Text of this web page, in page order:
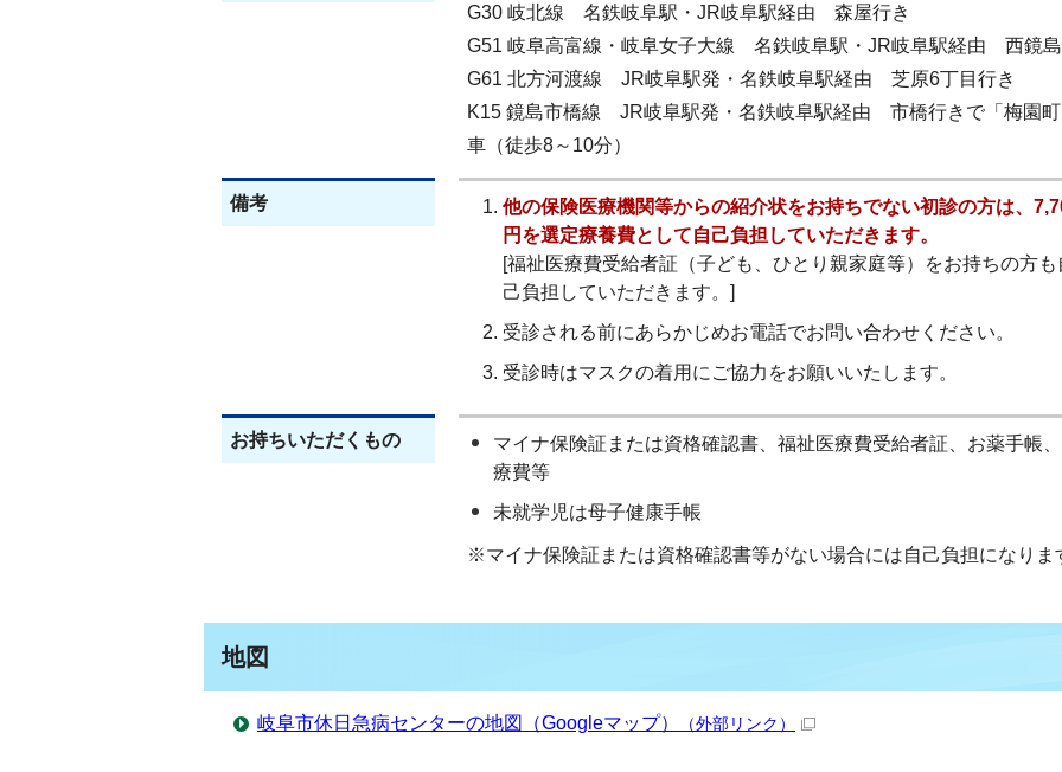
G30 岐北線 名鉄岐阜駅・JR岐阜駅経由 森屋行き
G51 岐阜高富線・岐阜女子大線 名鉄岐阜駅・JR岐阜駅経由 西鏡
G61 北方河渡線 JR岐阜駅発・名鉄岐阜駅経由 芝原6丁目行き
K15 鏡島市橋線 JR岐阜駅発・名鉄岐阜駅経由 市橋行きで「梅園
車（徒歩8～10分）
備考
他の保険医療機関等からの紹介状をお持ちでない初診の方は、
円を選定療養費として自己負担していただきます。
[福祉医療費受給者証（子ども、ひとり親家庭等）をお持ちの方も
己負担していただきます。]
受診される前にあらかじめお電話でお問い合わせください。
受診時はマスクの着用にご協力をお願いいたします。
お持ちいただくもの
マイナ保険証または資格確認書、福祉医療費受給者証、お薬手帳
療費等
未就学児は母子健康手帳
※マイナ保険証または資格確認書等がない場合には自己負担になりま
地図
岐阜市休日急病センターの地図（Googleマップ） （外部リンク）